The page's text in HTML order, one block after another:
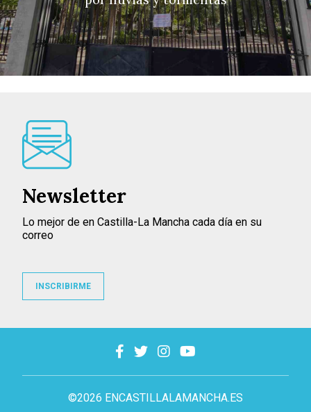
©2026 ENCASTILLALAMANCHA.ES
Newsletter
Lo mejor de en Castilla-La Mancha cada día en su
correo
INSCRIBIRME